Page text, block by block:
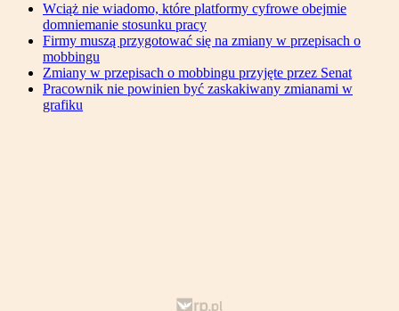
Wciąż nie wiadomo, które platformy cyfrowe obejmie
domniemanie stosunku pracy
Firmy muszą przygotować się na zmiany w przepisach o
mobbingu
Zmiany w przepisach o mobbingu przyjęte przez Senat
Pracownik nie powinien być zaskakiwany zmianami w
grafiku